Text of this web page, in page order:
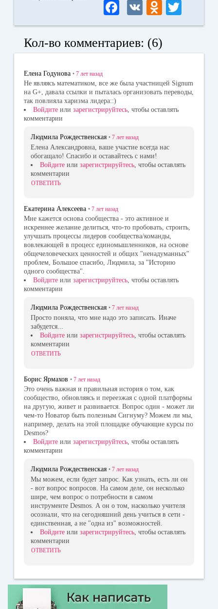
Fa
ce
bo
ok
V
K
O
dn
la
ni
ki
wi
r
Кол-во комментариев: (6)
Елена Годунова • 7 лет назад
Не являясь математиком, все же была участницей Signum
на G+, давала ссылки и пыталась организовать переводы,
так повлияла харизма лидера::)
Войдите или зарегистрируйтесь, чтобы оставлять
комментарии
Людмила Рождественская • 7 лет назад
Елена Александровна, ваше участие всегда нас
обогащало! Спасибо и оставайтесь с нами!
Войдите или зарегистрируйтесь , чтобы оставлять
комментарии
ОТВЕТИТЬ
Екатерина Алексеева • 7 лет назад
Мне кажется основа сообщества - это активное и
искреннее желание делиться, что-то пробовать, строить,
улучшать процессы лидеров сообщества/команды,
вовлекающей в процесс единомышленников, на основе
общечеловеческих ценностей и общих "ненадуманных"
проблем, Большое спасибо, Людмила, за "Историю
одного сообщества".
Войдите или зарегистрируйтесь, чтобы оставлять
комментарии
Людмила Рождественская • 7 лет назад
Просто поняла, что мне надо это записать. Иначе
забудется...
Войдите или зарегистрируйтесь , чтобы оставлять
комментарии
ОТВЕТИТЬ
Борис Ярмахов • 7 лет назад
Это очень важная и правильная история о том, как
сообщество, обновляясь и переезжая с одной платформы
на другую, живет и развивается. Вопрос один - может ли
чем-то Новатор быть полезным Сигнуму? Можем ли мы,
например, делать на этой площадке обучающие курсы по
Desmos?
Войдите или зарегистрируйтесь, чтобы оставлять
комментарии
Людмила Рождественская • 7 лет назад
Мы можем, если будет запрос. Как узнать, есть ли он
- вот вопрос вопросов. На самом деле, он несколько
шире, чем вопрос о потребности в самом
инструменте Desmos. А он о том, насколько учителя
осознали, что на сегодняшний день учиться в сети -
единственная, а не "одна из" возможностей.
Войдите или зарегистрируйтесь , чтобы оставлять
комментарии
ОТВЕТИТЬ